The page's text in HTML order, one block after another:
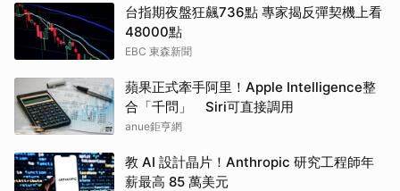
台指期夜盤狂飆736點 專家揭反彈契機上看
48000點
EBC 東森新聞
蘋果正式牽手阿里！Apple Intelligence整
合「千問」 Siri可直接調用
anue鉅亨網
教 AI 設計晶片！Anthropic 研究工程師年
薪最高 85 萬美元